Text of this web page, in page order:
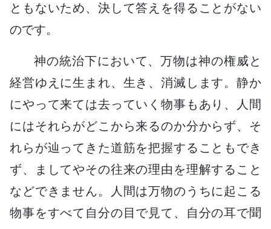
ともないため、決して答えを得ることがない
のです。
神の統治下において、万物は神の権威と
経営ゆえに生まれ、生き、消滅します。静か
にやって来ては去っていく物事もあり、人間
にはそれらがどこから来るのか分からず、そ
れらが辿ってきた道筋を把握することもでき
ず、ましてやその往来の理由を理解すること
などできません。人間は万物のうちに起こる
物事をすべて自分の目で見て、自分の耳で聞